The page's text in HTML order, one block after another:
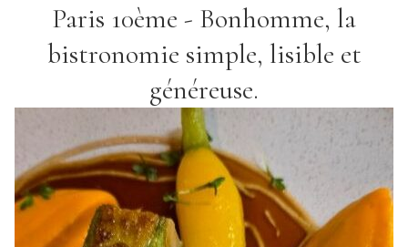
Paris 10ème - Bonhomme, la
bistronomie simple, lisible et
généreuse.